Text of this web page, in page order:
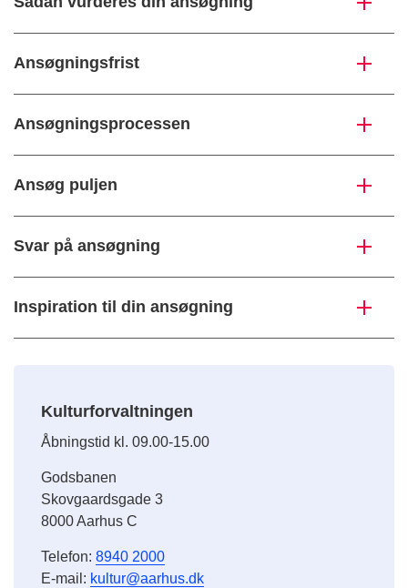
Ansøgningsfrist
Ansøgningsprocessen
Ansøg puljen
Svar på ansøgning
Inspiration til din ansøgning
Kulturforvaltningen
Åbningstid kl. 09.00-15.00
Godsbanen
Skovgaardsgade 3
8000 Aarhus C
Telefon: 8940 2000
E-mail: kultur@aarhus.dk